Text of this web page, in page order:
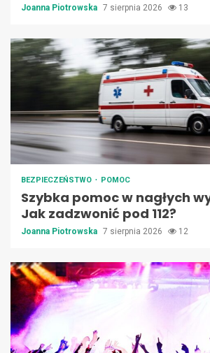
Joanna Piotrowska 7 sierpnia 2026 13
BEZPIECZEŃSTWO POMOC
Szybka pomoc w nagłych
Jak zadzwonić pod 112?
Joanna Piotrowska 7 sierpnia 2026 12